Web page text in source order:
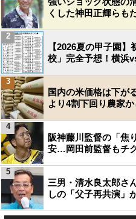
くした神田正輝らも
【2026夏の甲子園
校」完全予想！横浜
2
国内の米価格は下が
より4割下回り農家
3
阪神藤川監督の「焦
安…岡田前監督もチ
4
三男・清水良太郎さ
しの「父子再共演」
5